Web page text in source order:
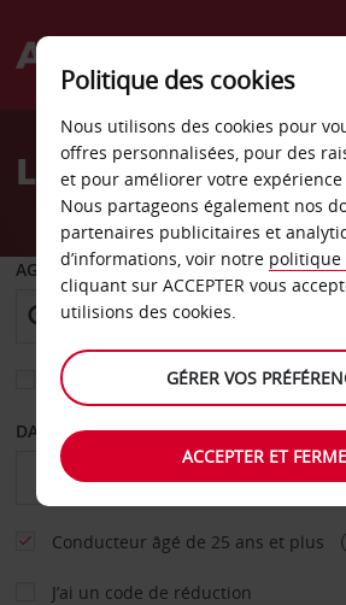
Welcome
AvisLocation de
AGENCE DE DÉPART
Sélectionnez une autre agence de
DATE DE DÉBUT DATE
Conducteur âgé de 25 ans et plus
J’ai un code de réduction
Politique des cookies
Nous utilisons des cookies pour
offres personnalisées, pour des
et pour améliorer votre
Nous partageons également nos
partenaires publicitaires et
d’informations, voir notre politique
cliquant sur ACCEPTER vous
utilisions des cookies.
GÉRER VOS
ACCEPTER ET